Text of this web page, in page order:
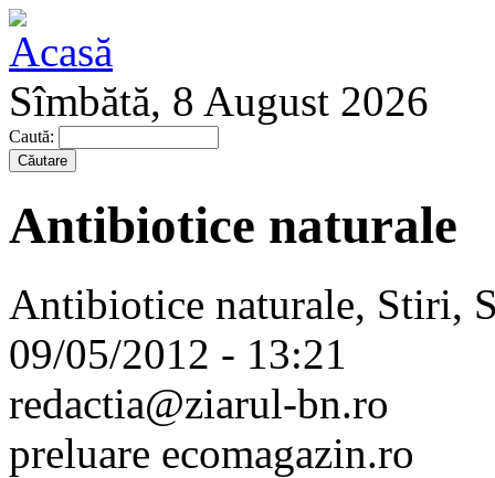
Sîmbătă, 8 August 2026
Caută:
Antibiotice naturale
Antibiotice naturale, Stiri,
09/05/2012 - 13:21
redactia@ziarul-bn.ro
preluare ecomagazin.ro